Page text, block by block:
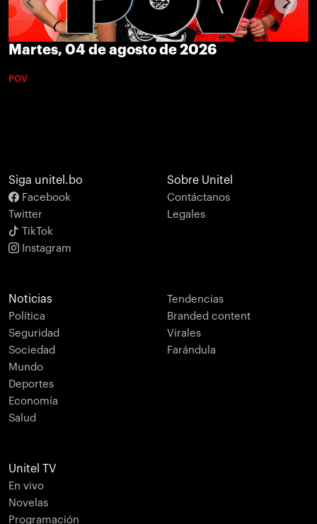
Martes, 04 de agosto de 2026
POV
Siga unitel.bo
Facebook
Twitter
TikTok
Instagram
Sobre Unitel
Contáctanos
Legales
Noticias
Política
Seguridad
Sociedad
Mundo
Deportes
Economía
Salud
Tendencias
Branded content
Virales
Farándula
Unitel TV
En vivo
Novelas
Programación